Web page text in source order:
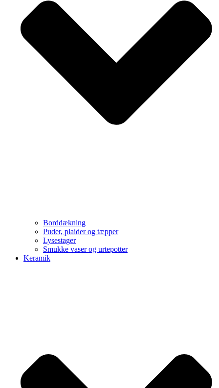
Borddækning
Puder, plaider og tæpper
Lysestager
Smukke vaser og urtepotter
Keramik